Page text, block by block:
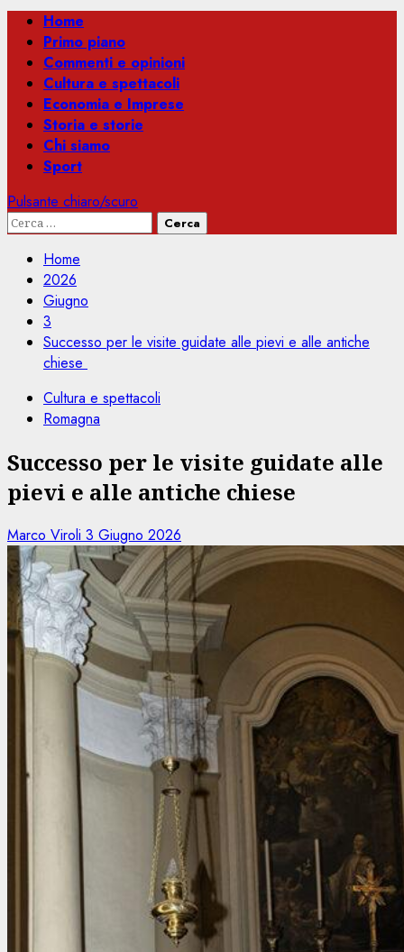
Menu
principale
Home
Primo piano
Commenti e opinioni
Cultura e spettacoli
Economia e Imprese
Storia e storie
Chi siamo
Sport
Pulsante chiaro/scuro
Ricerca
Home
2026
Giugno
3
Successo per le visite guidate alle pievi e alle antiche
chiese
Cultura e spettacoli
Romagna
Successo per le visite guidate alle
pievi e alle antiche chiese
Marco Viroli 3 Giugno 2026